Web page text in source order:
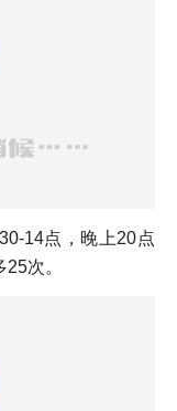
14点，晚上20点
次。